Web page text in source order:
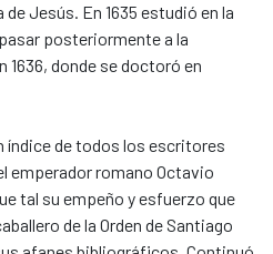
de Jesús. En 1635 estudió en la
posteriormente a la
1636, donde se doctoró en
índice de todos los escritores
emperador romano Octavio
tal su empeño y esfuerzo que
de la Orden de Santiago